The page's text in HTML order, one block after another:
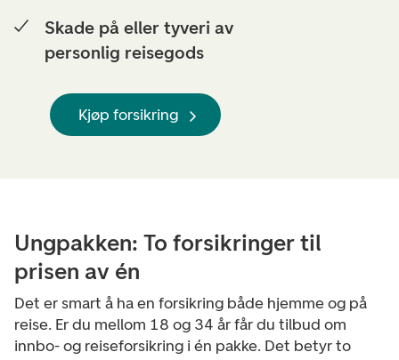
Skade på eller tyveri av
personlig reisegods
Kjøp forsikring
Ungpakken: To forsikringer til
prisen av én
Det er smart å ha en forsikring både hjemme og på
reise. Er du mellom 18 og 34 år får du tilbud om
innbo- og reiseforsikring i én pakke. Det betyr to